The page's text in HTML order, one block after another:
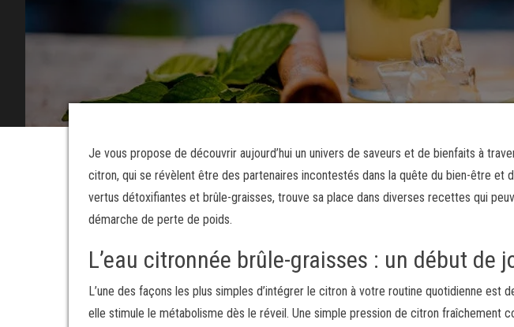
Je vous propose de découvrir aujourd’hui un univers de saveurs et de bienfaits à
citron, qui se révèlent être des partenaires incontestés dans la quête du bien-être et
vertus détoxifiantes et brûle-graisses, trouve sa place dans diverses recettes qui
démarche de perte de poids.
L’eau citronnée brûle-graisses : un début de
L’une des façons les plus simples d’intégrer le citron à votre routine quotidienne est
elle stimule le métabolisme dès le réveil. Une simple pression de citron fraîchement